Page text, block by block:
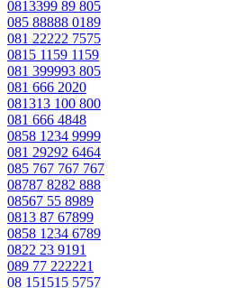
0813399 89 805
085 88888 0189
081 22222 7575
0815 1159 1159
081 399993 805
081 666 2020
081313 100 800
081 666 4848
0858 1234 9999
081 29292 6464
085 767 767 767
08787 8282 888
08567 55 8989
0813 87 67899
0858 1234 6789
0822 23 9191
089 77 222221
08 151515 5757